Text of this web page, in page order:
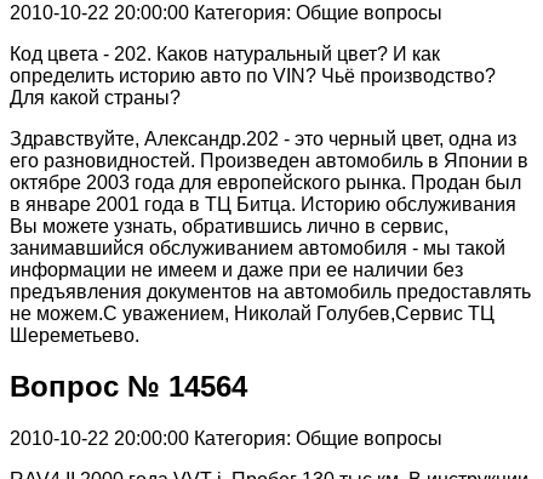
2010-10-22 20:00:00 Категория: Общие вопросы
Код цвета - 202. Каков натуральный цвет? И как
определить историю авто по VIN? Чьё производство?
Для какой страны?
Здравствуйте, Александр.202 - это черный цвет, одна из
его разновидностей. Произведен автомобиль в Японии в
октябре 2003 года для европейского рынка. Продан был
в январе 2001 года в ТЦ Битца. Историю обслуживания
Вы можете узнать, обратившись лично в сервис,
занимавшийся обслуживанием автомобиля - мы такой
информации не имеем и даже при ее наличии без
предъявления документов на автомобиль предоставлять
не можем.С уважением, Николай Голубев,Сервис ТЦ
Шереметьево.
Вопрос № 14564
2010-10-22 20:00:00 Категория: Общие вопросы